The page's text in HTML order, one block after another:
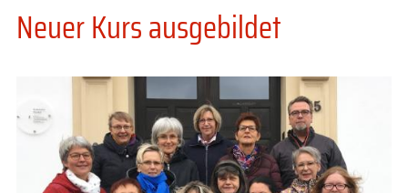
Neuer Kurs ausgebildet